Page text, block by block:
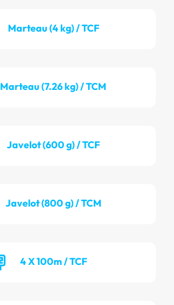
Marteau (4 kg) / TCF
Marteau (7.26 kg) / TCM
Javelot (600 g) / TCF
Javelot (800 g) / TCM
4 X 100m / TCF